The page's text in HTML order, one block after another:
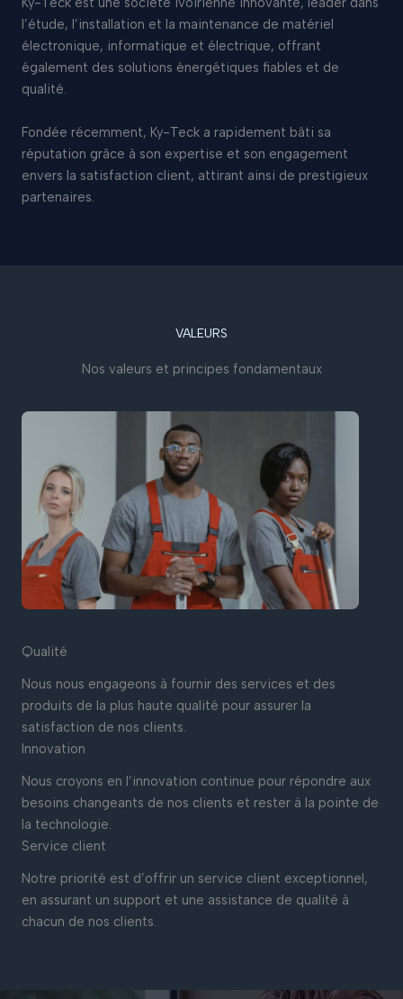
l’étude, l’installation et la maintenance de matériel
électronique, informatique et électrique, offrant
également des solutions énergétiques fiables et de
qualité.
Fondée récemment, Ky-Teck a rapidement bâti sa
réputation grâce à son expertise et son engagement
envers la satisfaction client, attirant ainsi de prestigieux
partenaires.
VALEURS
Nos valeurs et principes fondamentaux
Qualité
Nous nous engageons à fournir des services et des
produits de la plus haute qualité pour assurer la
satisfaction de nos clients.
Innovation
Nous croyons en l’innovation continue pour répondre aux
besoins changeants de nos clients et rester à la pointe de
la technologie.
Service client
Notre priorité est d’offrir un service client exceptionnel,
en assurant un support et une assistance de qualité à
chacun de nos clients.